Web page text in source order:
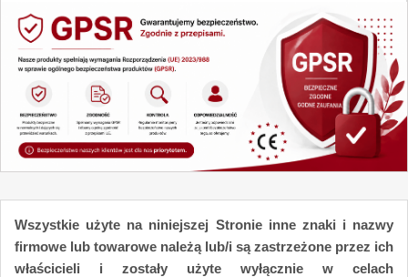
Wszystkie użyte na niniejszej Stronie inne znaki i nazwy
firmowe lub towarowe należą lub/i są zastrzeżone przez ich
właścicieli i zostały użyte wyłącznie w celach